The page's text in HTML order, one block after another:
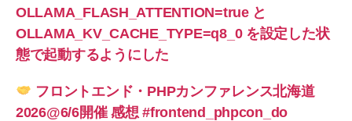
OLLAMA_FLASH_ATTENTION=true と
OLLAMA_KV_CACHE_TYPE=q8_0 を設定した状
態で起動するようにした
フロントエンド・PHPカンファレンス北海道
2026@6/6開催 感想 #frontend_phpcon_do